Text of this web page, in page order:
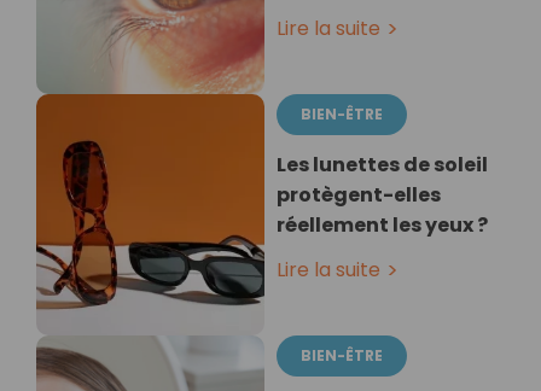
Lire la suite
BIEN-ÊTRE
Les lunettes de soleil
protègent-elles
réellement les yeux ?
Lire la suite
BIEN-ÊTRE